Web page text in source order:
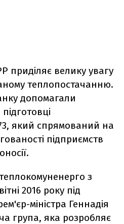
приділяє велику увагу
теплопостачанню.
допомагали
який спрямований на
підприємств
з
2016 року під
міністра Геннадія
група, яка розробляє